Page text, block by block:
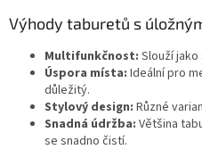
Výhody taburetů s
Multifunkčnost: Slouží
Úspora místa: Ideální pro
důležitý.
Stylový design: Různé
Snadná údržba: Většina
se snadno čistí.